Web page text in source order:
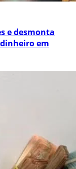
e desmonta
em